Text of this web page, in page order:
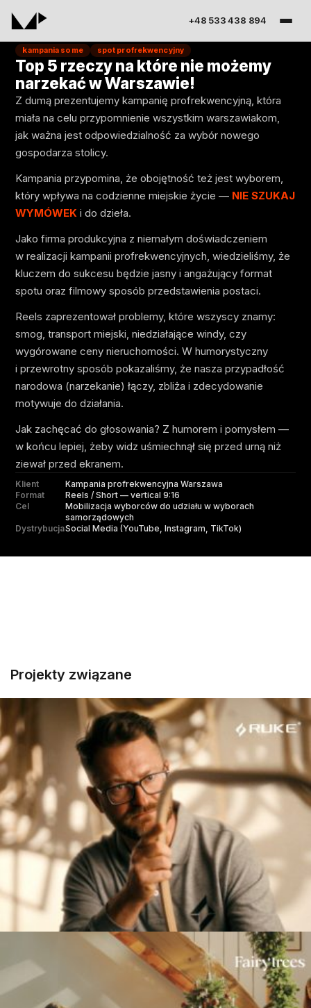
kampania some spot profrekwencyjny
Top 5 rzeczy na które nie możemy
narzekać w Warszawie!
Z dumą prezentujemy kampanię profrekwencyjną, która
miała na celu przypomnienie wszystkim warszawiakom,
jak ważna jest odpowiedzialność za wybór nowego
gospodarza stolicy.
Kampania przypomina, że obojętność też jest wyborem,
który wpływa na codzienne miejskie życie — NIE SZUKAJ
WYMÓWEK i do dzieła.
Jako firma produkcyjna z niemałym doświadczeniem
w realizacji kampanii profrekwencyjnych, wiedzieliśmy, że
kluczem do sukcesu będzie jasny i angażujący format
spotu oraz filmowy sposób przedstawienia postaci.
Reels zaprezentował problemy, które wszyscy znamy:
smog, transport miejski, niedziałające windy, czy
wygórowane ceny nieruchomości. W humorystyczny
i przewrotny sposób pokazaliśmy, że nasza przypadłość
narodowa (narzekanie) łączy, zbliża i zdecydowanie
motywuje do działania.
Jak zachęcać do głosowania? Z humorem i pomysłem —
w końcu lepiej, żeby widz uśmiechnął się przed urną niż
ziewał przed ekranem.
Klient
Kampania profrekwencyjna Warszawa
Format
Reels / Short — vertical 9:16
Cel
Mobilizacja wyborców do udziału w wyborach
samorządowych
DystrybucjaSocial Media (YouTube, Instagram, TikTok)
Projekty związane
+48 533 438 894